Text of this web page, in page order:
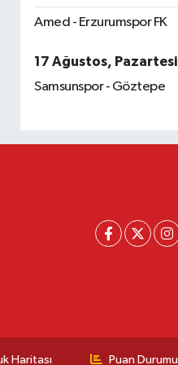
Amed - Erzurumspor FK
17 Ağustos, Pazartesi
Samsunspor - Göztepe
Haritası Puan